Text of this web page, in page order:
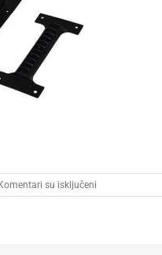
su isključeni
4